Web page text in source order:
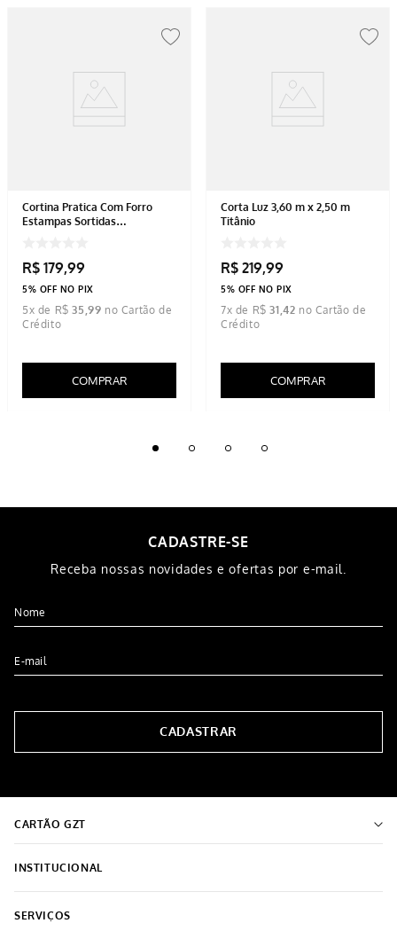
Cortina Pratica Com Forro
Estampas Sortidas
R$ 179,99
5% OFF NO PIX
5x de R$ 35 ,99
COMPRAR
Corta Luz 3,60 m x 2,50 m
Titânio
R$ 219,99
5% OFF NO PIX
7x de R$ 31,42
COMPRAR
CADASTRE-SE
Receba nossas novidades e ofertas por e-mail.
CADASTRAR
CARTÃO GZT
INSTITUCIONAL
SERVIÇOS